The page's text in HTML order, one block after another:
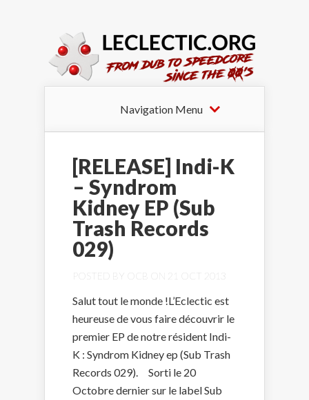
Navigation Menu
[RELEASE] Indi-K
– Syndrom
Kidney EP (Sub
Trash Records
029)
POSTED BY OCB ON 21 OCT 2013
Salut tout le monde !L’Eclectic est
heureuse de vous faire découvrir le
premier EP de notre résident Indi-
K : Syndrom Kidney ep (Sub Trash
Records 029). Sorti le 20
Octobre dernier sur le label Sub